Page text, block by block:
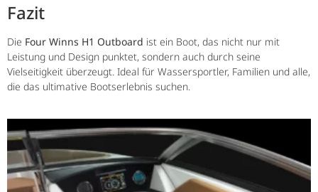
Fazit
Die Four Winns H1 Outboard ist ein Boot, das nicht nur mit
Leistung und Design punktet, sondern auch durch seine
Vielseitigkeit überzeugt. Ideal für Wassersportler, Familien und alle,
die das ultimative Bootserlebnis suchen.